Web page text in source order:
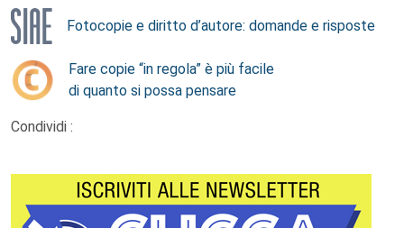
Fotocopie e diritto d’autore: domande e risposte
Fare copie “in regola” è più facile
di quanto si possa pensare
Condividi :